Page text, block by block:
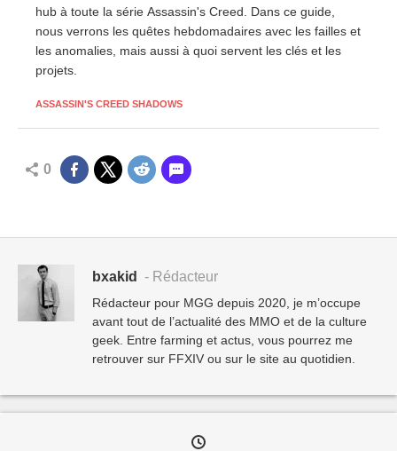
hub à toute la série Assassin's Creed. Dans ce guide,
nous verrons les quêtes hebdomadaires avec les failles et
les anomalies, mais aussi à quoi servent les clés et les
projets.
ASSASSIN'S CREED SHADOWS
0
bxakid - Rédacteur
Rédacteur pour MGG depuis 2020, je m’occupe
avant tout de l’actualité des MMO et de la culture
geek. Entre farming et actus, vous pourrez me
retrouver sur FFXIV ou sur le site au quotidien.